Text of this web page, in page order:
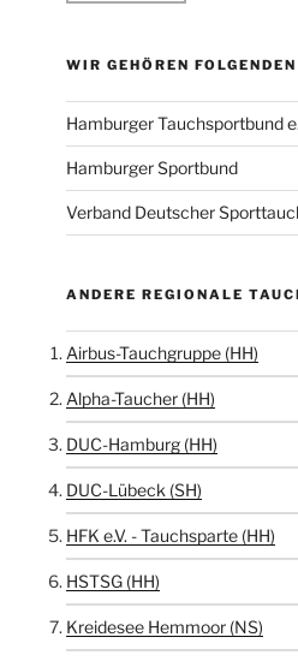
WIR GEHÖREN
Hamburger Tauchsportbund
Hamburger Sportbund
Verband Deutscher
ANDERE REGIONALE
Airbus-Tauchgruppe (HH)
Alpha-Taucher (HH)
DUC-Hamburg (HH)
DUC-Lübeck (SH)
HFK e.V. - Tauchsparte (HH)
HSTSG (HH)
Kreidesee Hemmoor (NS)